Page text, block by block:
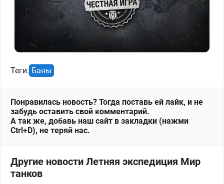
Теги: Баны
Понравилась новость? Тогда поставь ей лайк, и не
забудь оставить свой комментарий.
А так же, добавь наш сайт в закладки (нажми
Ctrl+D), не теряй нас.
Другие новости Летняя экспедиция Мир
танков